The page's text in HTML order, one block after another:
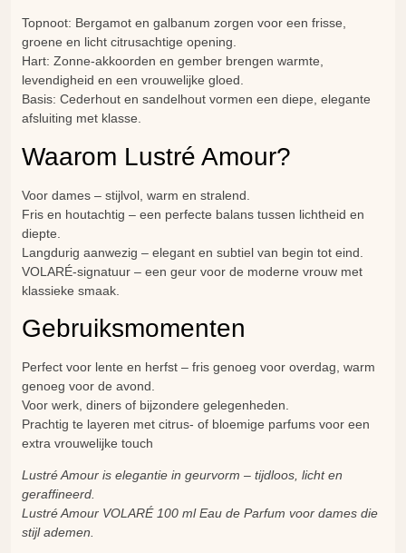
Topnoot: Bergamot en galbanum zorgen voor een frisse,
groene en licht citrusachtige opening.
Hart: Zonne-akkoorden en gember brengen warmte,
levendigheid en een vrouwelijke gloed.
Basis: Cederhout en sandelhout vormen een diepe, elegante
afsluiting met klasse.
Waarom Lustré Amour?
Voor dames – stijlvol, warm en stralend.
Fris en houtachtig – een perfecte balans tussen lichtheid en
diepte.
Langdurig aanwezig – elegant en subtiel van begin tot eind.
VOLARÉ-signatuur – een geur voor de moderne vrouw met
klassieke smaak.
Gebruiksmomenten
Perfect voor lente en herfst – fris genoeg voor overdag, warm
genoeg voor de avond.
Voor werk, diners of bijzondere gelegenheden.
Prachtig te layeren met citrus- of bloemige parfums voor een
extra vrouwelijke touch
Lustré Amour is elegantie in geurvorm – tijdloos, licht en
geraffineerd.
Lustré Amour VOLARÉ 100 ml Eau de Parfum voor dames die
stijl ademen.